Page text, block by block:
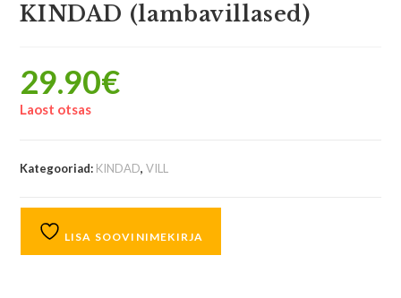
KINDAD (lambavillased)
29.90€
Laost otsas
Kategooriad: KINDAD,VILL
LISA SOOVINIMEKIRJA